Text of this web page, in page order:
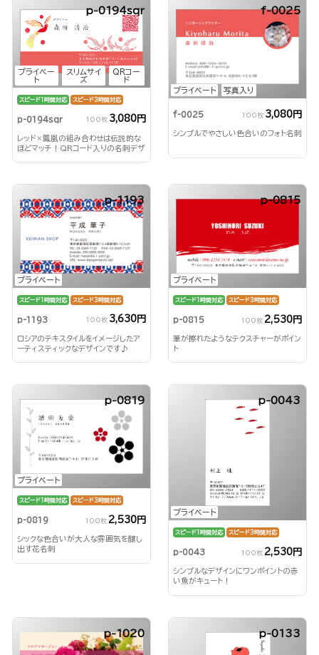
プライベー
ト
スリムサイ
ズ
QRコー
ド
p-0194sqr
スピード1時間対応 スピード3時間対応
p-0194sqr 100枚 3,080円
レッド×鳳凰の組み合わせは伝説的な
ほどマッチ！QRコード入りの名刺デザ
プライベート 写真入り
f-0025
f-0025 100枚 3,080円
シンプルでやさしい色合いのフォト名刺
プライベート
p-1193
スピード1時間対応 スピード3時間対応
p-1193 100枚 3,630円
ロシアのテキスタイルをイメージしたア
ーティスティックなデザインです♪
プライベート
p-0815
スピード1時間対応 スピード3時間対応
p-0815 100枚 2,530円
筆が擦れたようなテクスチャーがポイン
ト
プライベート
p-0819
スピード1時間対応 スピード3時間対応
p-0819 100枚 2,530円
シックな色合いが大人な雰囲気を醸し
出す花名刺
プライベート
p-0043
スピード1時間対応 スピード3時間対応
p-0043 100枚 2,530円
シンプルなデザインにワンポイントの赤
い魚がキュート！
p-1020 p-0133